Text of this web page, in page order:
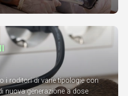
i roditori di varie tipologie con
nuova generazione a dose